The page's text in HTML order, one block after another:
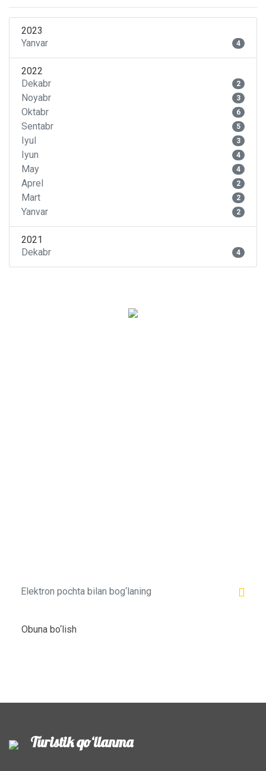
2023
Yanvar
4
2022
Dekabr
2
Noyabr 3
Oktabr 6
Sentabr 5
Iyul 3
Iyun 4
May 4
Aprel 2
Mart 2
Yanvar 2
2021
Dekabr
4
Obuna bo‘lish
Turistik qo‘llanma